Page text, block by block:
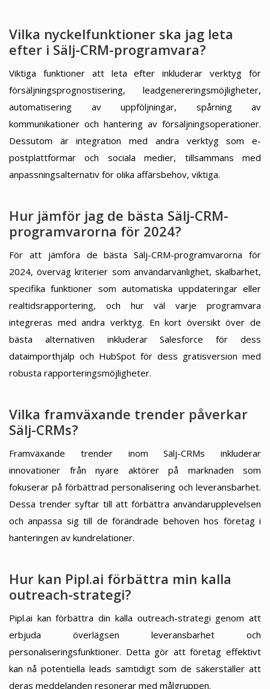
Vilka nyckelfunktioner ska jag leta
efter i Sälj-CRM-programvara?
Viktiga funktioner att leta efter inkluderar verktyg för
försäljningsprognostisering, leadgenereringsmöjligheter,
automatisering av uppföljningar, spårning av
kommunikationer och hantering av försäljningsoperationer.
Dessutom är integration med andra verktyg som e-
postplattformar och sociala medier, tillsammans med
anpassningsalternativ för olika affärsbehov, viktiga.
Hur jämför jag de bästa Sälj-CRM-
programvarorna för 2024?
För att jämföra de bästa Sälj-CRM-programvarorna för
2024, överväg kriterier som användarvänlighet, skalbarhet,
specifika funktioner som automatiska uppdateringar eller
realtidsrapportering, och hur väl varje programvara
integreras med andra verktyg. En kort översikt över de
bästa alternativen inkluderar Salesforce för dess
dataimporthjälp och HubSpot för dess gratisversion med
robusta rapporteringsmöjligheter.
Vilka framväxande trender påverkar
Sälj-CRMs?
Framväxande trender inom Sälj-CRMs inkluderar
innovationer från nyare aktörer på marknaden som
fokuserar på förbättrad personalisering och leveransbarhet.
Dessa trender syftar till att förbättra användarupplevelsen
och anpassa sig till de förändrade behoven hos företag i
hanteringen av kundrelationer.
Hur kan Pipl.ai förbättra min kalla
outreach-strategi?
Pipl.ai kan förbättra din kalla outreach-strategi genom att
erbjuda överlägsen leveransbarhet och
personaliseringsfunktioner. Detta gör att företag effektivt
kan nå potentiella leads samtidigt som de säkerställer att
deras meddelanden resonerar med målgruppen.